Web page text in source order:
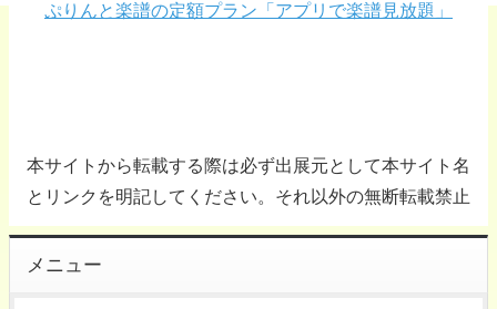
ぷりんと楽譜の定額プラン「アプリで楽譜見放題」
本サイトから転載する際は必ず出展元として本サイト名
とリンクを明記してください。それ以外の無断転載禁止
メニュー